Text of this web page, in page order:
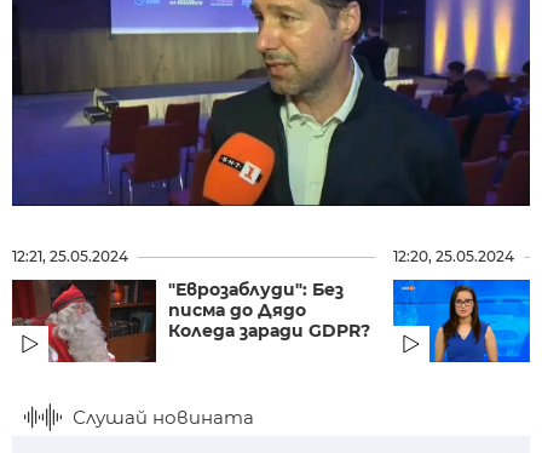
12:21, 25.05.2024
"Еврозаблуди": Без
писма до Дядо
Коледа заради GDPR?
12:20, 25.05.2024
Слушай новината